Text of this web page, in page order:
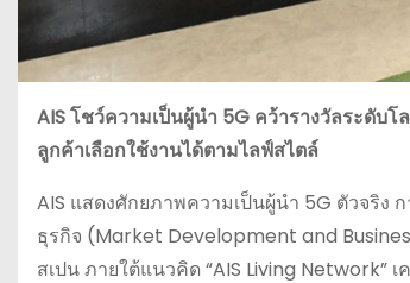
AIS โชว์ความเป็นผู้นำ 5G คว้ารางวัลระดับ
ลูกค้าเลือกใช้งานได้ตามไลฟ์สไตล์
AIS แสดงศักยภาพความเป็นผู้นำ 5G ตัวจริง
ธุรกิจ (Market Development and
สเปน ภายใต้แนวคิด “AIS Living